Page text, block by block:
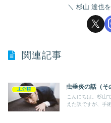
杉山 達也
関連記事
未分類 虫垂炎の話（そ
こんにちは。杉山
えた訳ですが、手